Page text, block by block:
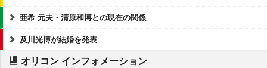
亜希 元夫・清原和博との現在の関係
及川光博が結婚を発表
オリコン インフォメーション